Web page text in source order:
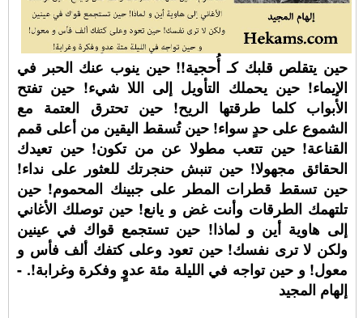
حين يتقلص قلبك كـ أُحجية!! حين ينوب عنك الحبر في
الإيماء! حين يحملك التأويل إلى اللا شيء! حين تفتح
الأبواب كلما طرقتها الريح! حين تحترق العتمة مع
الشموع على حدٍ سواء! حين تُسقط اليقين من أعلى قمم
القناعة! حين تتعب مطولا عن من تكون! حين تعيدك
الحقائق مجهولا! حين تنبش حنجرتك للعثور على نداء!
حين تسقط قطرات المطر على جبينك المحموم! حين
تلتهمك الطرقات وأنت غض و يانع! حين توصلك الأغاني
إلى هاوية أين و لماذا! حين تستجمع قواك في عينين
ولكن لا ترى نفسك! حين تعود وعلى كتفك ألف فأس و
معول! و حين تواجه في الليلة مئة عدوٍ وفكرة وغرابة!. -
إلهام المجيد